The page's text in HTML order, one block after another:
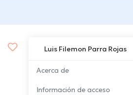
Luis Filemon Parra Rojas
Acerca de
Información de acceso